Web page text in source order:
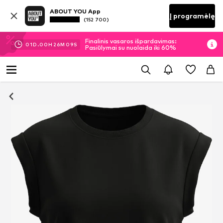
ABOUT YOU App
(152 700) Į programėlę
01D.00H 26M 08S
Finalinis vasaros išpardavimas:
Pasiūlymai su nuolaida iki 60%